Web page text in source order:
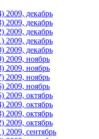
2009, декабрь
2009, декабрь
2009, декабрь
2009, декабрь
2009, декабрь
2009, ноябрь
2009, ноябрь
2009, ноябрь
2009, ноябрь
2009, октябрь
2009, октябрь
2009, октябрь
2009, октябрь
2009, сентябрь